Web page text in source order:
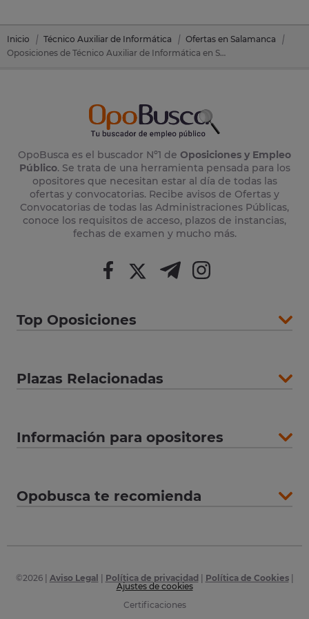
Inicio Técnico Auxiliar de Informática
Ofertas en Salamanca
Oposiciones de Técnico Auxiliar de Informática en Salamanca (Salamanca)
OpoBusca es el buscador Nº1 de Oposiciones y Empleo
Público. Se trata de una herramienta pensada para los
opositores que necesitan estar al día de todas las
ofertas y convocatorias. Recibe avisos de Ofertas y
Convocatorias de todas las Administraciones Públicas,
conoce los requisitos de acceso, plazos de instancias,
fechas de examen y mucho más.
Top Oposiciones
Plazas Relacionadas
Información para opositores
Opobusca te recomienda
©2026| Aviso Legal Política de privacidad Política de Cookies|
Ajustes de cookies
Certificaciones